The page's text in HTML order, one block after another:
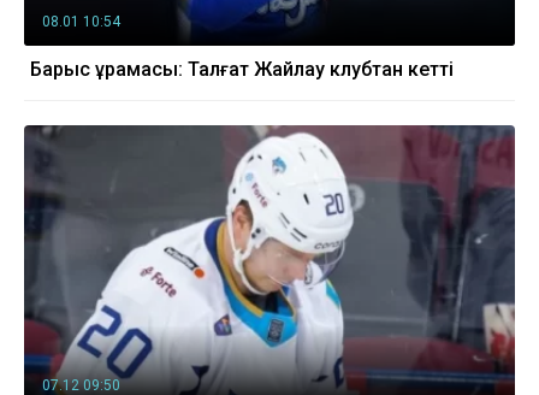
08.01 10:54
Барыс құрамасы: Талғат Жайлау клубтан кетті
07.12 09:50